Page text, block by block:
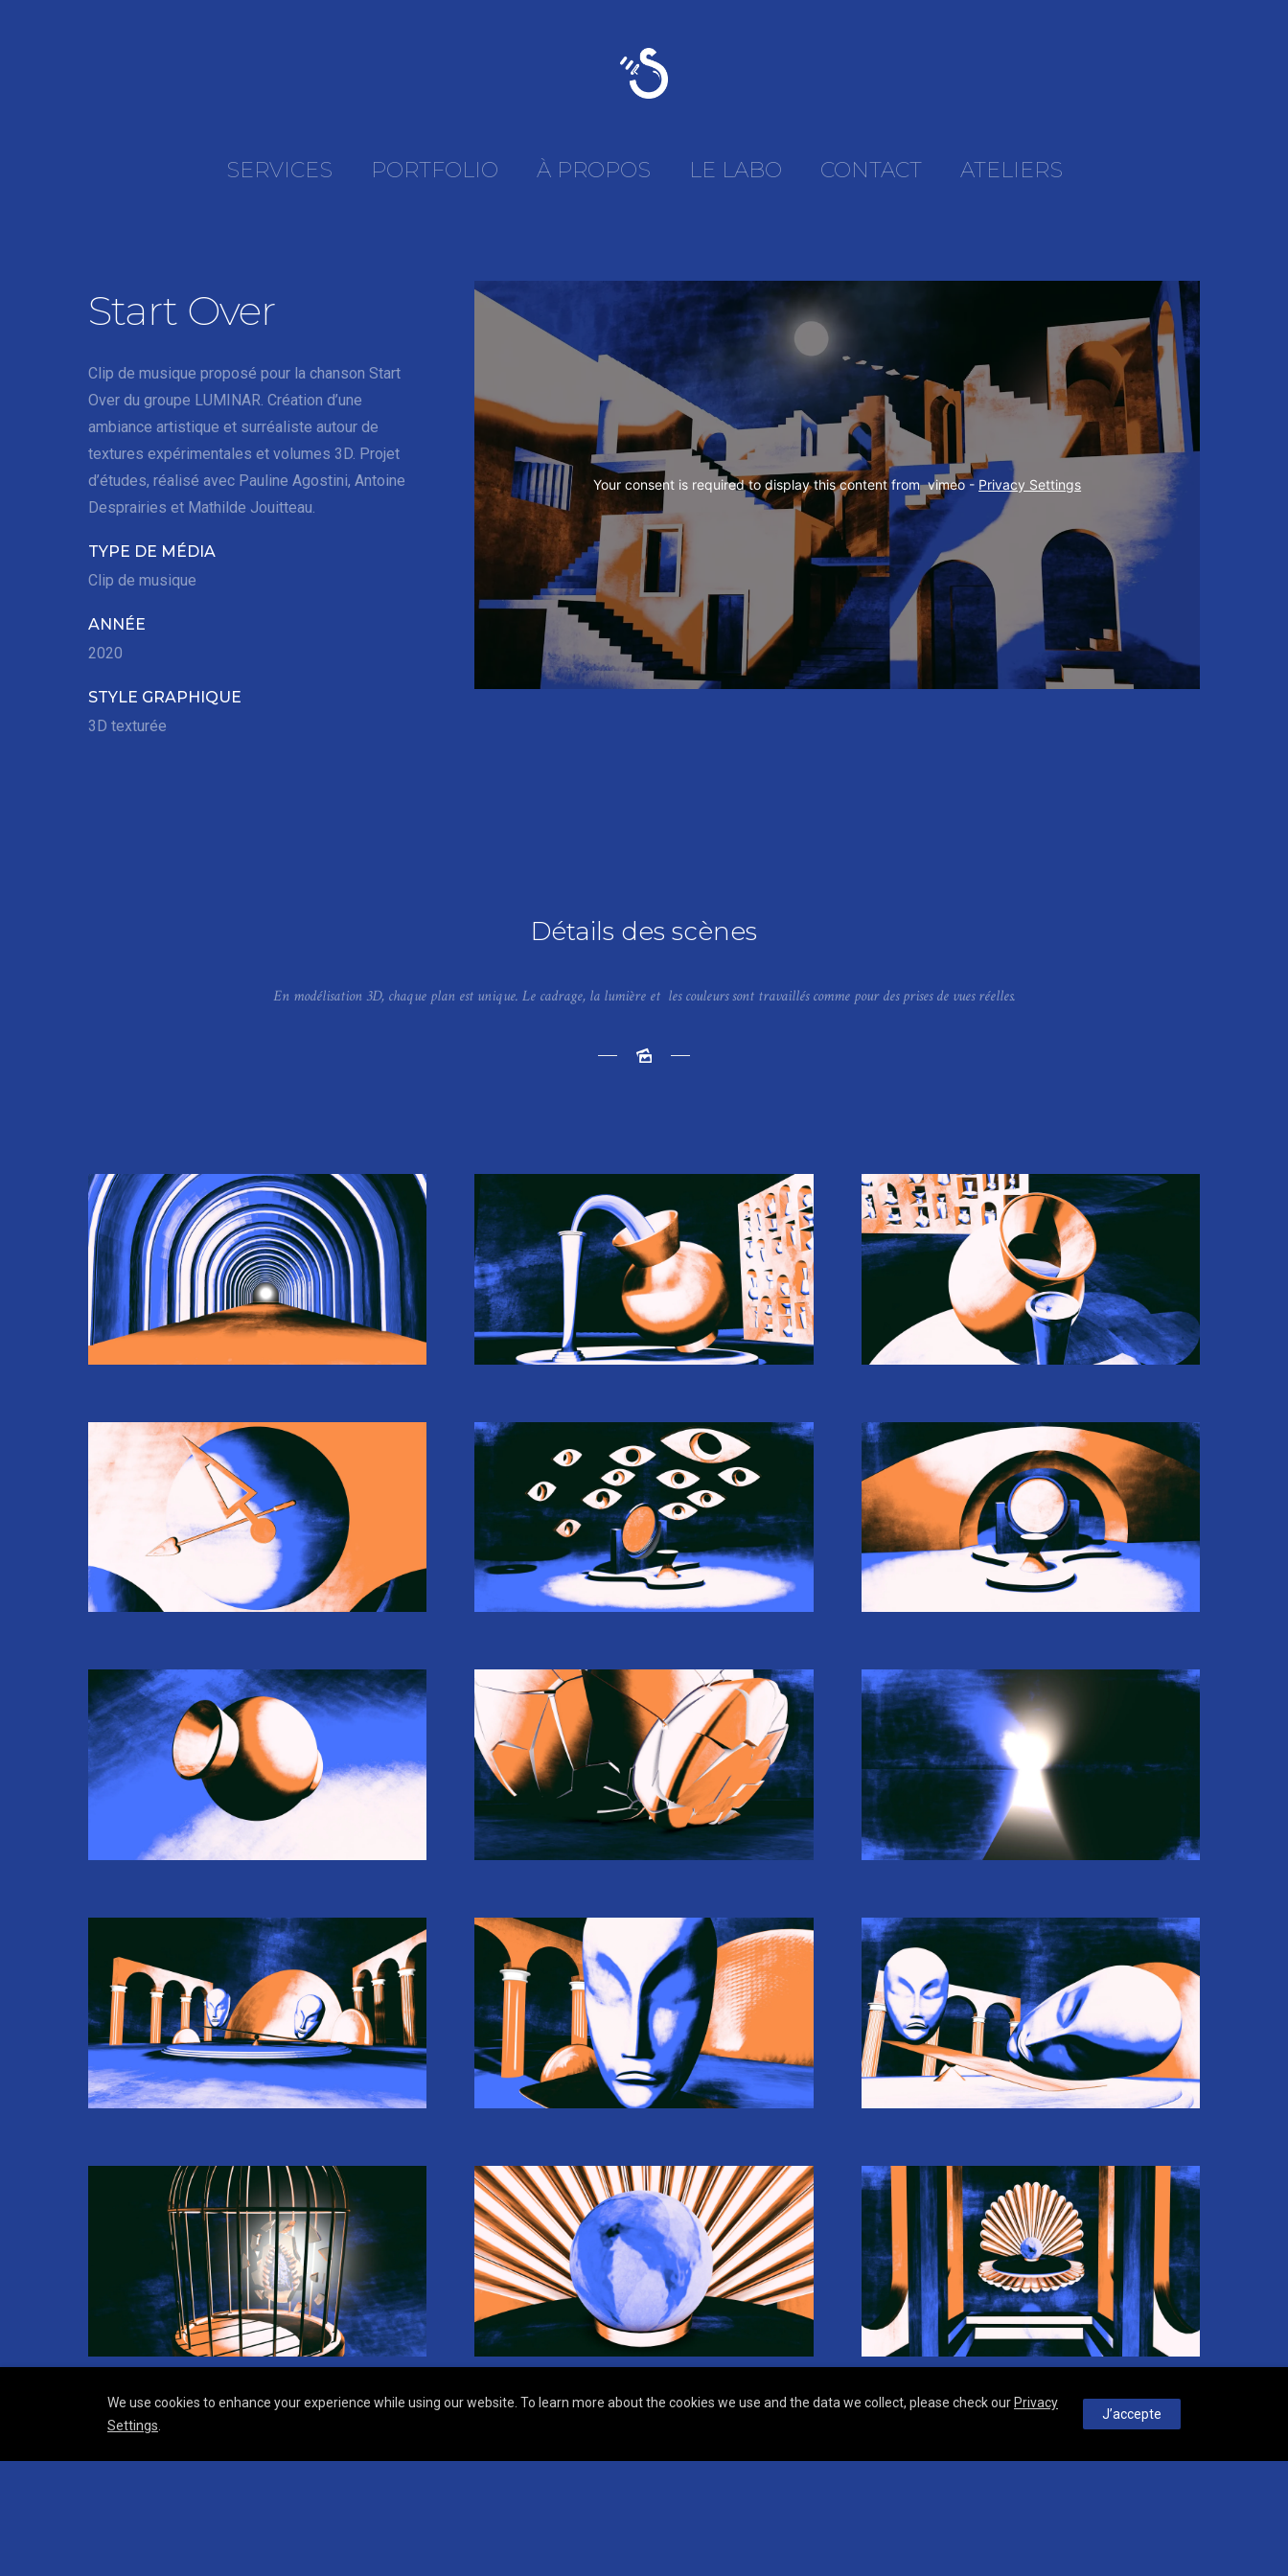
SERVICES PORTFOLIO À PROPOS LE LABO CONTACT ATELIERS
Start Over
Clip de musique proposé pour la chanson Start
Over du groupe LUMINAR. Création d’une
ambiance artistique et surréaliste autour de
textures expérimentales et volumes 3D. Projet
d’études, réalisé avec Pauline Agostini, Antoine
Desprairies et Mathilde Jouitteau.
TYPE DE MÉDIA
Clip de musique
ANNÉE
2020
STYLE GRAPHIQUE
3D texturée
Your consent is required to display this content from  vimeo - Privacy Settings
Détails des scènes
En modélisation 3D, chaque plan est unique. Le cadrage, la lumière et les couleurs sont travaillés comme pour des prises de vues réelles.
We use cookies to enhance your experience while using our website. To learn more about the cookies we use and the data we collect, please check our Privacy
Settings
J’accepte